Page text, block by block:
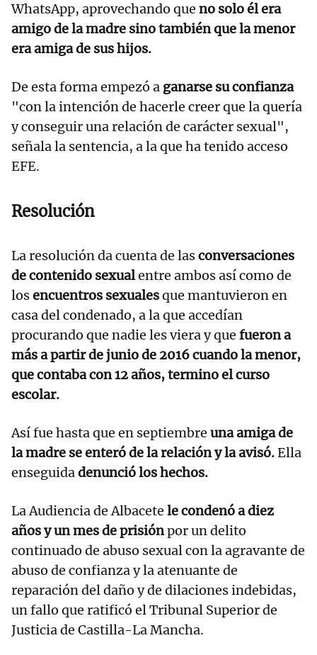
WhatsApp, aprovechando que no solo él era
amigo de la madre sino también que la menor
era amiga de sus hijos.
De esta forma empezó a ganarse su confianza
"con la intención de hacerle creer que la quería
y conseguir una relación de carácter sexual",
señala la sentencia, a la que ha tenido acceso
EFE.
Resolución
La resolución da cuenta de lasconversaciones
de contenido sexualentre ambos así como de
losencuentros sexualesque mantuvieron en
casa del condenado, a la que accedían
procurando que nadie les viera y que fueron a
más a partir de junio de 2016 cuando la menor,
que contaba con 12 años, termino el curso
escolar.
Así fue hasta que en septiembre una amiga de
la madre se enteró de la relación y la avisó.Ella
enseguidadenunció los hechos.
La Audiencia de Albacete le condenó a diez
años y un mes de prisiónpor un delito
continuado de abuso sexual con la agravante de
abuso de confianza y la atenuante de
reparación del daño y de dilaciones indebidas,
un fallo que ratificó el Tribunal Superior de
Justicia de Castilla-La Mancha.